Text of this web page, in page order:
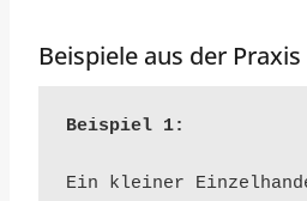
Beispiele aus der Praxis
Beispiel 1:
Ein kleiner